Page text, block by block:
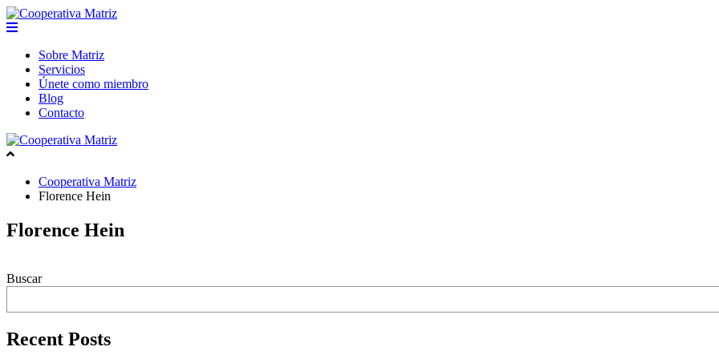
Skip
to
Sobre Matriz
Servicios
Únete como miembro
Blog
Contacto
Cooperativa Matriz
Florence Hein
Florence Hein
Buscar
Recent Posts